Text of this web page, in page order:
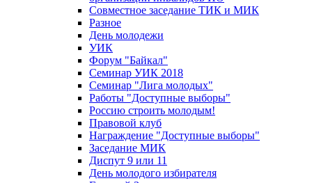
Совместное заседание ТИК и МИК
Разное
День молодежи
УИК
Форум "Байкал"
Семинар УИК 2018
Семинар "Лига молодых"
Работы "Доступные выборы"
Россию строить молодым!
Правовой клуб
Награждение "Доступные выборы"
Заседание МИК
Диспут 9 или 11
День молодого избирателя